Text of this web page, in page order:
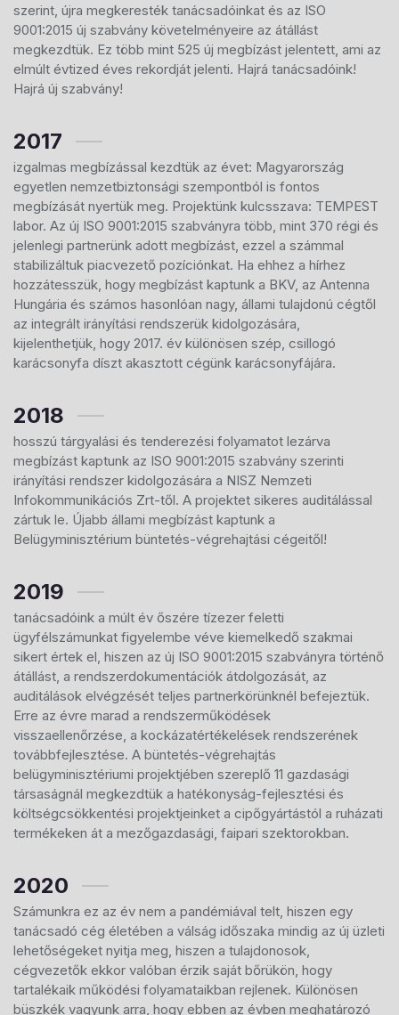
szerint, újra megkeresték tanácsadóinkat és az ISO
9001:2015 új szabvány követelményeire az átállást
megkezdtük. Ez több mint 525 új megbízást jelentett, ami az
elmúlt évtized éves rekordját jelenti. Hajrá tanácsadóink!
Hajrá új szabvány!
2017
izgalmas megbízással kezdtük az évet: Magyarország
egyetlen nemzetbiztonsági szempontból is fontos
megbízását nyertük meg. Projektünk kulcsszava: TEMPEST
labor. Az új ISO 9001:2015 szabványra több, mint 370 régi és
jelenlegi partnerünk adott megbízást, ezzel a számmal
stabilizáltuk piacvezető pozíciónkat. Ha ehhez a hírhez
hozzátesszük, hogy megbízást kaptunk a BKV, az Antenna
Hungária és számos hasonlóan nagy, állami tulajdonú cégtől
az integrált irányítási rendszerük kidolgozására,
kijelenthetjük, hogy 2017. év különösen szép, csillogó
karácsonyfa díszt akasztott cégünk karácsonyfájára.
2018
hosszú tárgyalási és tenderezési folyamatot lezárva
megbízást kaptunk az ISO 9001:2015 szabvány szerinti
irányítási rendszer kidolgozására a NISZ Nemzeti
Infokommunikációs Zrt-től. A projektet sikeres auditálással
zártuk le. Újabb állami megbízást kaptunk a
Belügyminisztérium büntetés-végrehajtási cégeitől!
2019
tanácsadóink a múlt év őszére tízezer feletti
ügyfélszámunkat figyelembe véve kiemelkedő szakmai
sikert értek el, hiszen az új ISO 9001:2015 szabványra történő
átállást, a rendszerdokumentációk átdolgozását, az
auditálások elvégzését teljes partnerkörünknél befejeztük.
Erre az évre marad a rendszerműködések
visszaellenőrzése, a kockázatértékelések rendszerének
továbbfejlesztése. A büntetés-végrehajtás
belügyminisztériumi projektjében szereplő 11 gazdasági
társaságnál megkezdtük a hatékonyság-fejlesztési és
költségcsökkentési projektjeinket a cipőgyártástól a ruházati
termékeken át a mezőgazdasági, faipari szektorokban.
2020
Számunkra ez az év nem a pandémiával telt, hiszen egy
tanácsadó cég életében a válság időszaka mindig az új üzleti
lehetőségeket nyitja meg, hiszen a tulajdonosok,
cégvezetők ekkor valóban érzik saját bőrükön, hogy
tartalékaik működési folyamataikban rejlenek. Különösen
büszkék vagyunk arra, hogy ebben az évben meghatározó